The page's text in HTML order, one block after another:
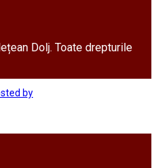
Dolj. Toate drepturile
by